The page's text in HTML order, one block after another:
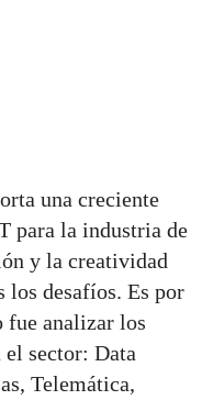
una creciente
para la industria de
y la creatividad
los desafíos. Es por
fue analizar los
sector: Data
Telemática,